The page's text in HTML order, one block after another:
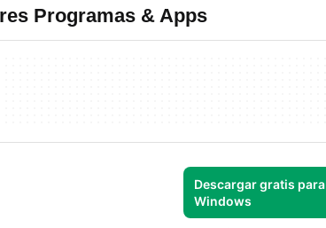
Programas & Apps
Descargar gratis para
Windows